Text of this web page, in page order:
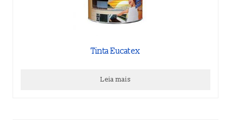
Tinta Eucatex
Leia mais